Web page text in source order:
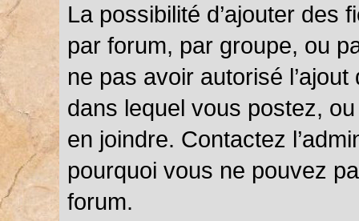
La possibilité d’ajouter des
par forum, par groupe, ou
ne pas avoir autorisé
dans lequel vous postez,
en joindre. Contactez
pourquoi vous ne pouvez
forum.